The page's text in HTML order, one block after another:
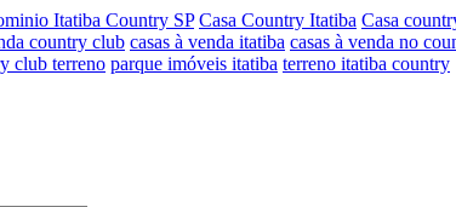
Itatiba Country SP Casa Country Itatiba Casa
country club casas à venda itatiba casas à venda no
club terreno parque imóveis itatiba terreno itatiba country